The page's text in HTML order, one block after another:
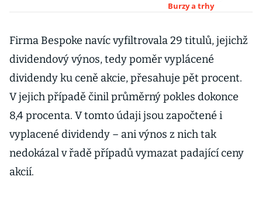
výhra. Šéfka
Tapestry
transakci hájí
Burzy a trhy
Firma Bespoke navíc vyfiltrovala 29 titulů, jejichž
dividendový výnos, tedy poměr vyplácené
dividendy ku ceně akcie, přesahuje pět procent.
V jejich případě činil průměrný pokles dokonce
8,4 procenta. V tomto údaji jsou započtené i
vyplacené dividendy – ani výnos z nich tak
nedokázal v řadě případů vymazat padající ceny
akcií.